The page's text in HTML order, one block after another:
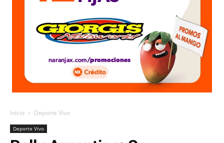
Inicio Deporte Vivo
Deporte Vivo